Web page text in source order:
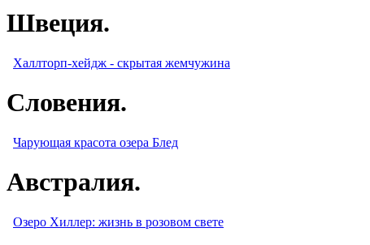
Швеция.
Халлторп-хейдж - скрытая жемчужина
Словения.
Чарующая красота озера Блед
Австралия.
Озеро Хиллер: жизнь в розовом свете